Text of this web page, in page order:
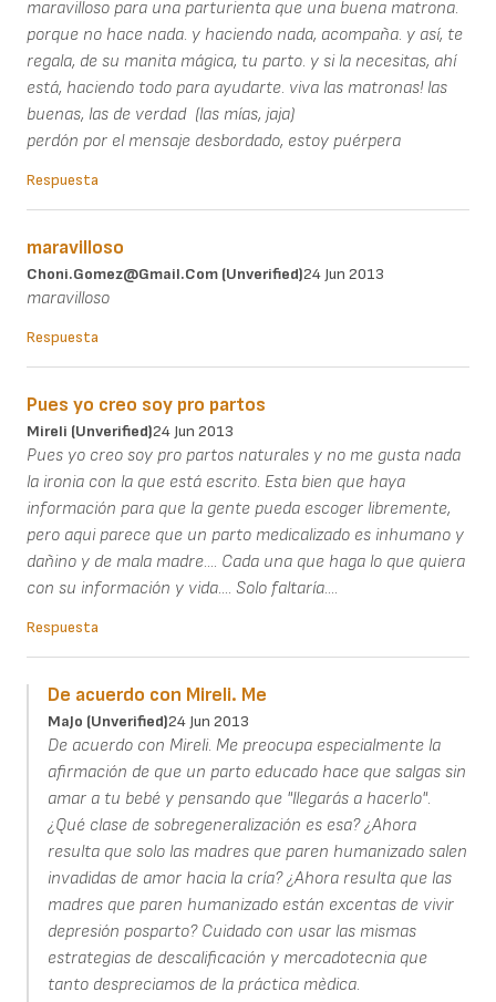
maravilloso para una parturienta que una buena matrona.
porque no hace nada. y haciendo nada, acompaña. y así, te
regala, de su manita mágica, tu parto. y si la necesitas, ahí
está, haciendo todo para ayudarte. viva las matronas! las
buenas, las de verdad (las mías, jaja)
perdón por el mensaje desbordado, estoy puérpera
Respuesta
maravilloso
Choni.gomez@gmail.com (unverified)24 Jun 2013
maravilloso
Respuesta
Pues yo creo soy pro partos
Mireli (unverified)24 Jun 2013
Pues yo creo soy pro partos naturales y no me gusta nada
la ironia con la que está escrito. Esta bien que haya
información para que la gente pueda escoger libremente,
pero aqui parece que un parto medicalizado es inhumano y
dañino y de mala madre.... Cada una que haga lo que quiera
con su información y vida.... Solo faltaría....
Respuesta
De acuerdo con Mireli. Me
MaJo (unverified)24 Jun 2013
De acuerdo con Mireli. Me preocupa especialmente la
afirmación de que un parto educado hace que salgas sin
amar a tu bebé y pensando que "llegarás a hacerlo".
¿Qué clase de sobregeneralización es esa? ¿Ahora
resulta que solo las madres que paren humanizado salen
invadidas de amor hacia la cría? ¿Ahora resulta que las
madres que paren humanizado están excentas de vivir
depresión posparto? Cuidado con usar las mismas
estrategias de descalificación y mercadotecnia que
tanto despreciamos de la práctica mèdica.